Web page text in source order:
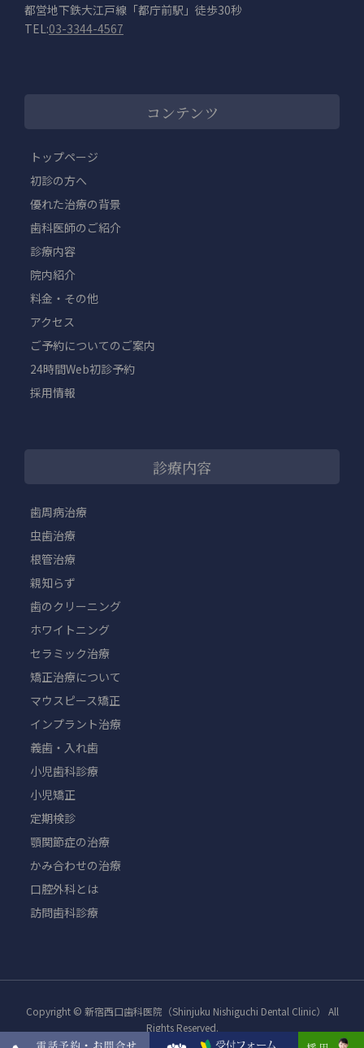
都営地下鉄大江戸線「都庁前駅」徒歩30秒
TEL:03-3344-4567
コンテンツ
トップページ
初診の方へ
優れた治療の背景
歯科医師のご紹介
診療内容
院内紹介
料金・その他
アクセス
ご予約についてのご案内
24時間Web初診予約
採用情報
診療内容
歯周病治療
虫歯治療
根管治療
親知らず
歯のクリーニング
ホワイトニング
セラミック治療
矯正治療について
マウスピース矯正
インプラント治療
義歯・入れ歯
小児歯科診療
小児矯正
定期検診
顎関節症の治療
かみ合わせの治療
口腔外科とは
訪問歯科診療
Copyright © 新宿西口歯科医院（Shinjuku Nishiguchi Dental Clinic） All
Rights Reserved.